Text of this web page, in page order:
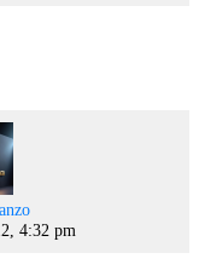
says:
4:32 pm